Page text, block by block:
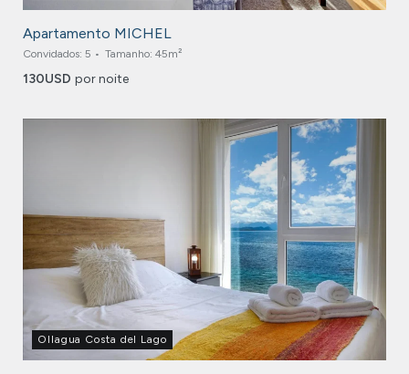
Apartamento MICHEL
Convidados: 5 Tamanho: 45m²
130USD por noite
Ollagua Costa del Lago